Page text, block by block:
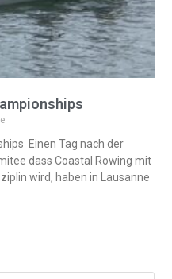
Einen Tag nach der
dass Coastal Rowing mit
wird, haben in Lausanne